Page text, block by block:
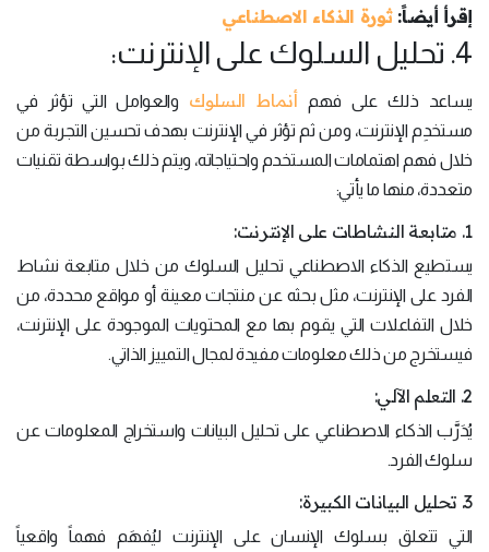
إقرأ أيضاً:ثورة الذكاء الاصطناعي
4. تحليل السلوك على الإنترنت:
يساعد ذلك على فهم أنماط السلوك والعوامل التي تؤثر في
مستخدِم الإنترنت، ومن ثم تؤثر في الإنترنت بهدف تحسين التجربة من
خلال فهم اهتمامات المستخدم واحتياجاته، ويتم ذلك بواسطة تقنيات
متعددة، منها ما يأتي:
1. متابعة النشاطات على الإنترنت:
يستطيع الذكاء الاصطناعي تحليل السلوك من خلال متابعة نشاط
الفرد على الإنترنت، مثل بحثه عن منتجات معينة أو مواقع محددة، من
خلال التفاعلات التي يقوم بها مع المحتويات الموجودة على الإنترنت،
فيستخرج من ذلك معلومات مفيدة لمجال التمييز الذاتي.
2. التعلم الآلي:
يُدَرَّب الذكاء الاصطناعي على تحليل البيانات واستخراج المعلومات عن
سلوك الفرد.
3. تحليل البيانات الكبيرة:
التي تتعلق بسلوك الإنسان على الإنترنت ليُفهَم فهماً واقعياً